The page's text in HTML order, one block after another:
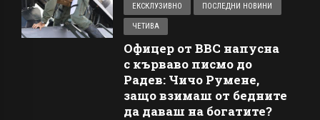
ЕКСКЛУЗИВНО ПОСЛЕДНИ НОВИНИ
ЧЕТИВА
Офицер от ВВС напусна
с кърваво писмо до
Радев: Чичо Румене,
защо взимаш от бедните
да даваш на богатите?